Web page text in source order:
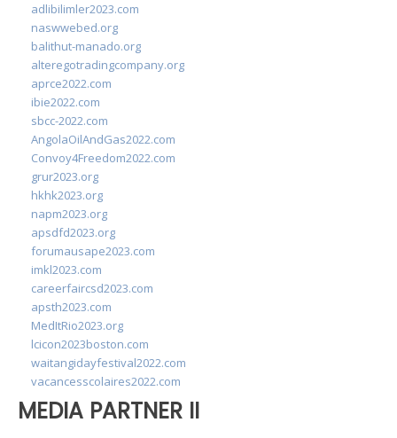
adlibilimler2023.com
naswwebed.org
balithut-manado.org
alteregotradingcompany.org
aprce2022.com
ibie2022.com
sbcc-2022.com
AngolaOilAndGas2022.com
Convoy4Freedom2022.com
grur2023.org
hkhk2023.org
napm2023.org
apsdfd2023.org
forumausape2023.com
imkl2023.com
careerfaircsd2023.com
apsth2023.com
MedItRio2023.org
lcicon2023boston.com
waitangidayfestival2022.com
vacancesscolaires2022.com
MEDIA PARTNER II